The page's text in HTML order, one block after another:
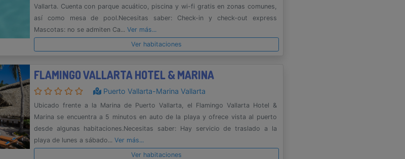
Vallarta. Cuenta con parque acuático, piscina y wi-fi gratis en zonas comunes,
así como mesa de pool.Necesitas saber: Check-in y check-out express
Mascotas: no se admiten Ca... Ver más...
Ver habitaciones
FLAMINGO VALLARTA HOTEL & MARINA
Puerto Vallarta-Marina Vallarta
Ubicado frente a la Marina de Puerto Vallarta, el Flamingo Vallarta Hotel &
Marina se encuentra a 5 minutos en auto de la playa y ofrece vista al puerto
desde algunas habitaciones.Necesitas saber: Hay servicio de traslado a la
playa de lunes a sábado... Ver más...
Ver habitaciones